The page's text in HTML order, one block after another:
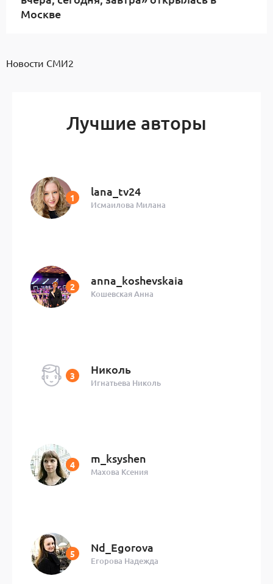
Москве
Новости СМИ2
Лучшие авторы
lana_tv24
Исмаилова Милана
anna_koshevskaia
Кошевская Анна
Николь
Игнатьева Николь
m_ksyshen
Махова Ксения
Nd_Egorova
Егорова Надежда